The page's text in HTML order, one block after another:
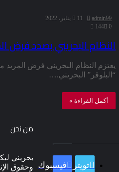
admin99
11 يناير، 2022
0
144
النظام البحريني بصدد فرض
يعتزم النظام البحريني فرض المزيد
“البلوقر” البحريني.…
أكمل القراءة »
فيسبوك تويتر
من نحن
بحريني
وحقوق